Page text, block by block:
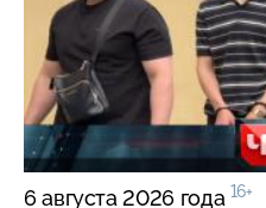
6 августа 2026 года 16+